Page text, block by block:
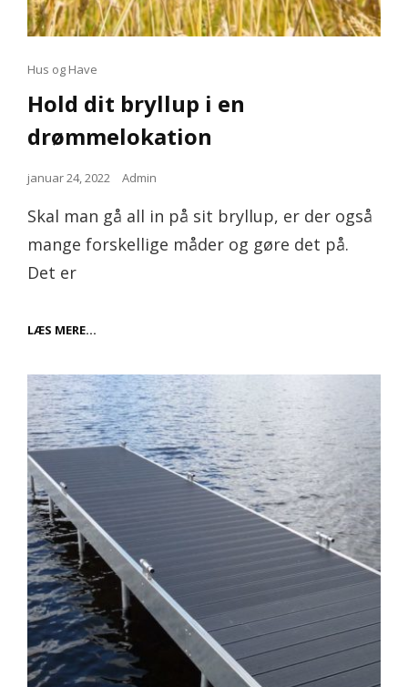
Cat
Hus og Have
Hold dit bryllup i en
drømmelokation
Posted
januar 24, 2022 Admin
Skal man gå all in på sit bryllup, er der også
mange forskellige måder og gøre det på.
Det er
LÆS MERE…
I
EN
DRØMMELOKATION